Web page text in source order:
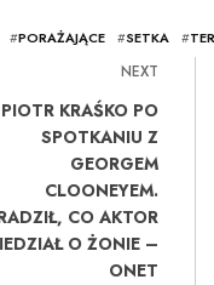
#PORAŻAJĄCE #SETKA #
NEXT
PIOTR KRAŚKO PO
SPOTKANIU Z
GEORGEM
CLOONEYEM.
CO AKTOR
O ŻONIE –
ONET